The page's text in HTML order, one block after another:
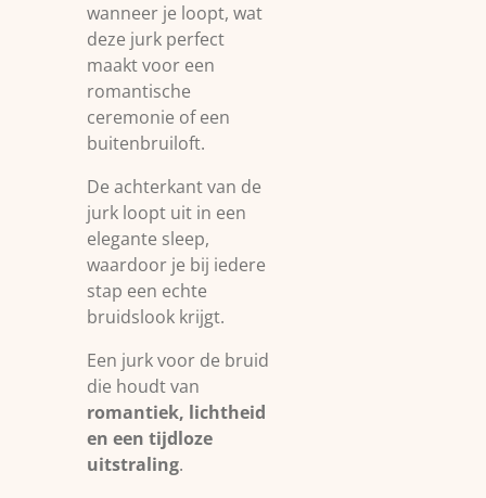
wanneer je loopt, wat
deze jurk perfect
maakt voor een
romantische
ceremonie of een
buitenbruiloft.
De achterkant van de
jurk loopt uit in een
elegante sleep,
waardoor je bij iedere
stap een echte
bruidslook krijgt.
Een jurk voor de bruid
die houdt van
romantiek, lichtheid
en een tijdloze
uitstraling.